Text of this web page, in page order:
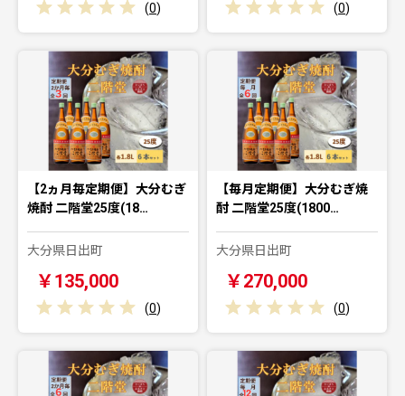
(0) (0)
【2ヵ月毎定期便】大分むぎ
焼酎 二階堂25度(18…
大分県日出町
￥135,000
(0)
【毎月定期便】大分むぎ焼
酎 二階堂25度(1800…
大分県日出町
￥270,000
(0)